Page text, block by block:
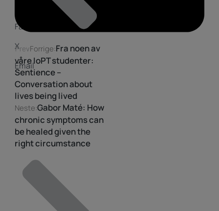
Facebook
X
Email
PrevForrige:Fra noen av
våre IoPT studenter:
Sentience –
Conversation about
lives being lived
Neste:Gabor Maté: How
chronic symptoms can
be healed given the
right circumstance